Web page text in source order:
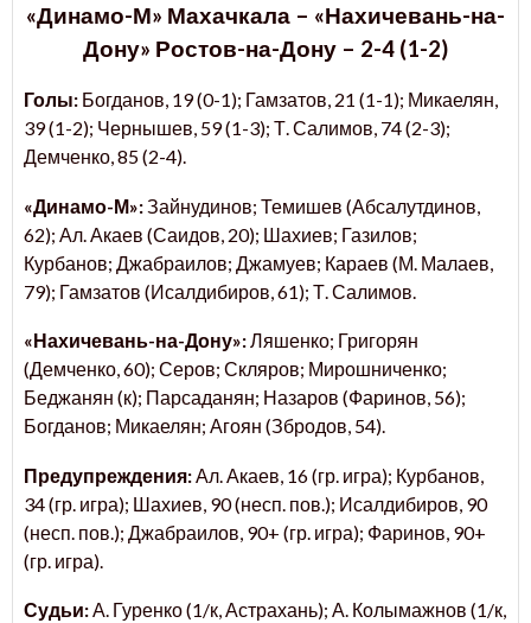
«Динамо-М» Махачкала – «Нахичевань-на-
Дону» Ростов-на-Дону – 2-4 (1-2)
Голы: Богданов, 19 (0-1); Гамзатов, 21 (1-1); Микаелян,
39 (1-2); Чернышев, 59 (1-3); Т. Салимов, 74 (2-3);
Демченко, 85 (2-4).
«Динамо-М»: Зайнудинов; Темишев (Абсалутдинов,
62); Ал. Акаев (Саидов, 20); Шахиев; Газилов;
Курбанов; Джабраилов; Джамуев; Караев (М. Малаев,
79); Гамзатов (Исалдибиров, 61); Т. Салимов.
«Нахичевань-на-Дону»:Ляшенко; Григорян
(Демченко, 60); Серов; Скляров; Мирошниченко;
Беджанян (к); Парсаданян; Назаров (Фаринов, 56);
Богданов; Микаелян; Агоян (Збродов, 54).
Предупреждения:Ал. Акаев, 16 (гр. игра); Курбанов,
34 (гр. игра); Шахиев, 90 (несп. пов.); Исалдибиров, 90
(несп. пов.); Джабраилов, 90+ (гр. игра); Фаринов, 90+
(гр. игра).
Судьи:А. Гуренко (1/к, Астрахань); А. Колымажнов (1/к,